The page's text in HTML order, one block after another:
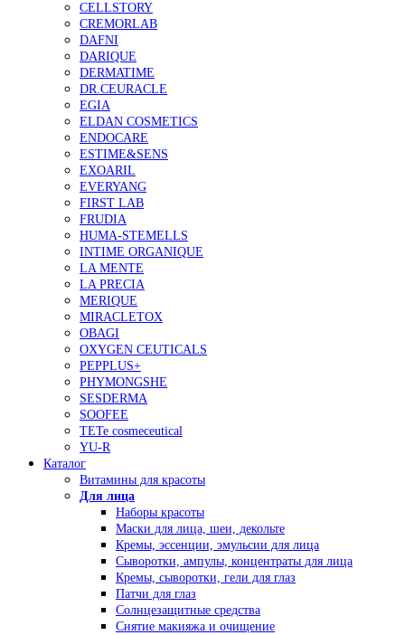
CELLSTORY
CREMORLAB
DAFNI
DARIQUE
DERMATIME
DR.CEURACLE
EGIA
ELDAN COSMETICS
ENDOCARE
ESTIME&SENS
EXOARIL
EVERYANG
FIRST LAB
FRUDIA
HUMA-STEMELLS
INTIME ORGANIQUE
LA MENTE
LA PRECIA
MERIQUE
MIRACLETOX
OBAGI
OXYGEN CEUTICALS
PEPPLUS+
PHYMONGSHE
SESDERMA
SOOFEE
TETe cosmeceutical
YU-R
Каталог
Витамины для красоты
Для лица
Наборы красоты
Маски для лица, шеи, декольте
Кремы, эссенции, эмульсии для лица
Сыворотки, ампулы, концентраты для лица
Кремы, сыворотки, гели для глаз
Патчи для глаз
Солнцезащитные средства
Снятие макияжа и очищение